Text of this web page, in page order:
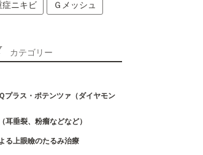
症ニキビ Ｇメッシュ
カテゴリー
プラス・ポテンツァ（ダイヤモン
耳垂裂、粉瘤などなど）
る上眼瞼のたるみ治療